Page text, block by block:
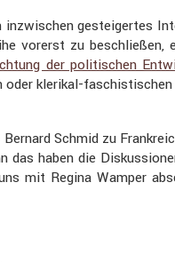
gestei­gertes
vorerst zu
der politi­schen
klerikal-
Schmid zu
haben die
mit Regina Wamper